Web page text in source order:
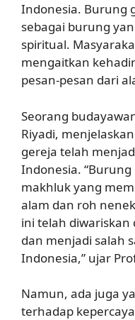
Indonesia. Burung
sebagai burung
spiritual.
mengaitkan
pesan-pesan dari
Seorang
Riyadi,
gereja telah
Indonesia.
makhluk yang
alam dan roh
ini telah diwariskan
dan menjadi salah
Indonesia,” ujar
Namun, ada juga
terhadap